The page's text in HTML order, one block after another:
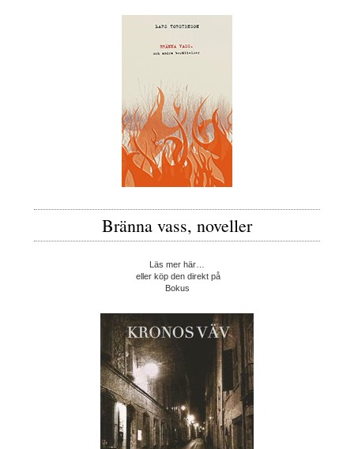
Bränna vass, noveller
Läs mer här…
eller köp den direkt på
Bokus